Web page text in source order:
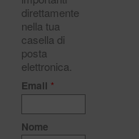
direttamente
nella tua
casella di
posta
elettronica.
Email *
Nome